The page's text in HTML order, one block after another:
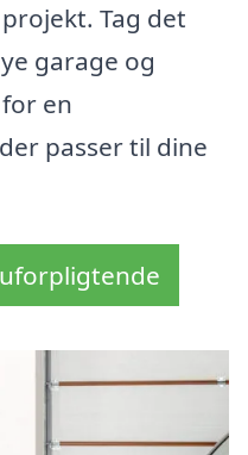
Tag det
garage og
en
passer til dine